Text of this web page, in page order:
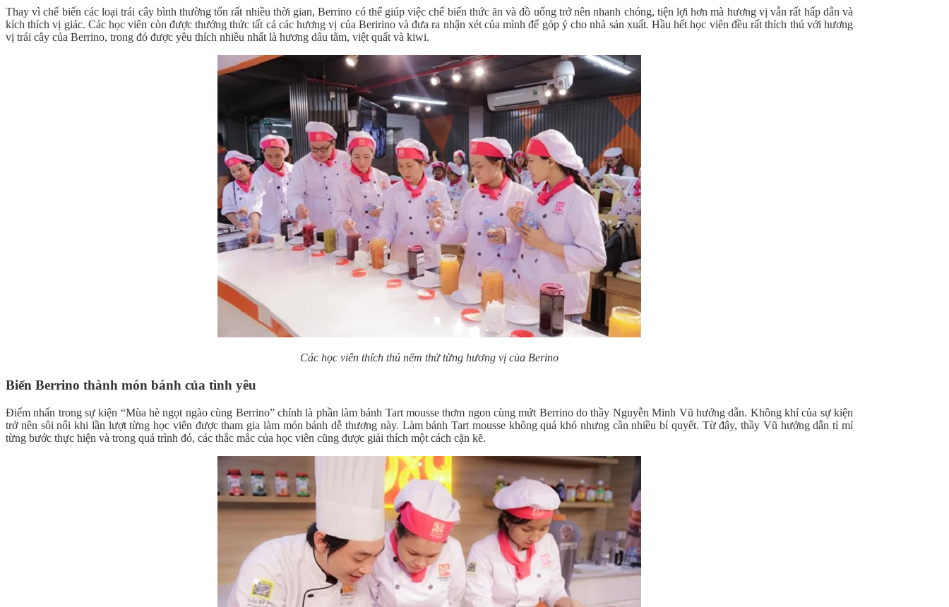
Thay vì chế biến các loại trái cây bình thường tốn rất nhiều thời gian, Berrino có thể giúp việc chế biến thức ăn và đồ uống trở nên nhanh chóng, tiện lợi hơn mà hương vị vẫn rất hấp dẫn và
kích thích vị giác. Các học viên còn được thưởng thức tất cả các hương vị của Beririno và đưa ra nhận xét của mình để góp ý cho nhà sản xuất. Hầu hết học viên đều rất thích thú với hương
vị trái cây của Berrino, trong đó được yêu thích nhiều nhất là hương dâu tằm, việt quất và kiwi.
Các học viên thích thú nếm thử từng hương vị của Berino
Biến Berrino thành món bánh của tình yêu
Điểm nhấn trong sự kiện “Mùa hè ngọt ngào cùng Berrino” chính là phần làm bánh Tart mousse thơm ngon cùng mứt Berrino do thầy Nguyễn Minh Vũ hướng dẫn. Không khí của sự kiện
trở nên sôi nổi khi lần lượt từng học viên được tham gia làm món bánh dễ thương này. Làm bánh Tart mousse không quá khó nhưng cần nhiều bí quyết. Từ đây, thầy Vũ hướng dẫn tỉ mỉ
từng bước thực hiện và trong quá trình đó, các thắc mắc của học viên cũng được giải thích một cách cặn kẽ.